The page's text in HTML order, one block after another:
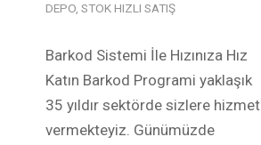
DEPO, STOK HIZLI SATIŞ
Barkod Sistemi İle Hızınıza Hız
Katın Barkod Programi yaklaşık
35 yıldır sektörde sizlere hizmet
vermekteyiz. Günümüzde